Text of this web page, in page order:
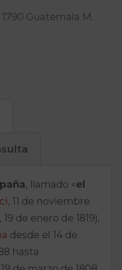
Guatemala M.
, llamado «el
, 11 de noviembre
, 19 de enero de 1819),
desde el 14 de
hasta